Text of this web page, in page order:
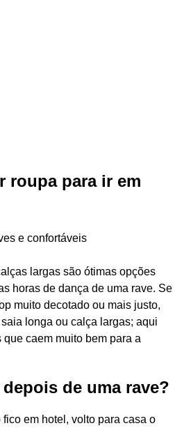
roupa para ir em
e confortáveis
largas são ótimas opções
horas de dança de uma rave. Se
muito decotado ou mais justo,
longa ou calça largas; aqui
caem muito bem para a
de uma rave?
em hotel, volto para casa o